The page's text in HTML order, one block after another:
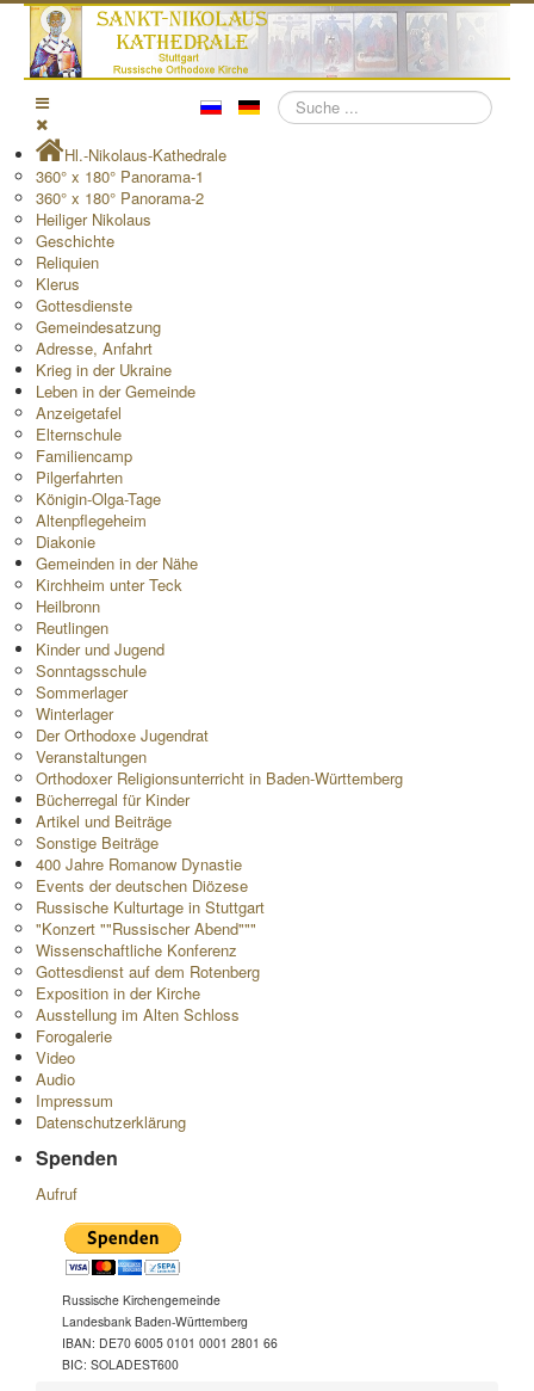
Suchen
Hl.-Nikolaus-Kathedrale
360° x 180° Panorama-1
360° x 180° Panorama-2
Heiliger Nikolaus
Geschichte
Reliquien
Klerus
Gottesdienste
Gemeindesatzung
Adresse, Anfahrt
Krieg in der Ukraine
Leben in der Gemeinde
Anzeigetafel
Elternschule
Familiencamp
Pilgerfahrten
Königin-Olga-Tage
Altenpflegeheim
Diakonie
Gemeinden in der Nähe
Kirchheim unter Teck
Heilbronn
Reutlingen
Kinder und Jugend
Sonntagsschule
Sommerlager
Winterlager
Der Orthodoxe Jugendrat
Veranstaltungen
Orthodoxer Religionsunterricht in Baden-Württemberg
Bücherregal für Kinder
Artikel und Beiträge
Sonstige Beiträge
400 Jahre Romanow Dynastie
Events der deutschen Diözese
Russische Kulturtage in Stuttgart
"Konzert ""Russischer Abend"""
Wissenschaftliche Konferenz
Gottesdienst auf dem Rotenberg
Exposition in der Kirche
Ausstellung im Alten Schloss
Forogalerie
Video
Audio
Impressum
Datenschutzerklärung
Spenden
Aufruf
Russische Kirchengemeinde
Landesbank Baden-Württemberg
IBAN: DE70 6005 0101 0001 2801 66
BIC: SOLADEST600